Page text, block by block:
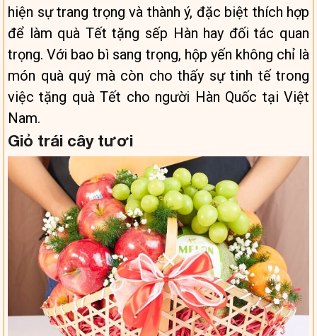
hiện sự trang trọng và thành ý, đặc biệt thích hợp
để làm quà Tết tặng sếp Hàn hay đối tác quan
trọng. Với bao bì sang trọng, hộp yến không chỉ là
món quà quý mà còn cho thấy sự tinh tế trong
việc tặng quà Tết cho người Hàn Quốc tại Việt
Nam.
Giỏ trái cây tươi